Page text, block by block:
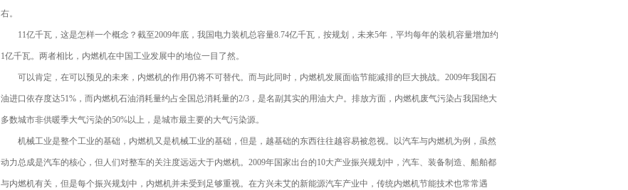
右。
11亿千瓦，这是怎样一个概念？截至2009年底，我国电力装机总容量8.74亿千瓦，按规划，未来5年，平均每年的装机容量增加约
1亿千瓦。两者相比，内燃机在中国工业发展中的地位一目了然。
可以肯定，在可以预见的未来，内燃机的作用仍将不可替代。而与此同时，内燃机发展面临节能减排的巨大挑战。2009年我国石
油进口依存度达51%，而内燃机石油消耗量约占全国总消耗量的2/3，是名副其实的用油大户。排放方面，内燃机废气污染占我国绝大
多数城市非供暖季大气污染的50%以上，是城市最主要的大气污染源。
机械工业是整个工业的基础，内燃机又是机械工业的基础，但是，越基础的东西往往越容易被忽视。以汽车与内燃机为例，虽然
动力总成是汽车的核心，但人们对整车的关注度远远大于内燃机。2009年国家出台的10大产业振兴规划中，汽车、装备制造、船舶都
与内燃机有关，但是每个振兴规划中，内燃机并未受到足够重视。在方兴未艾的新能源汽车产业中，传统内燃机节能技术也常常遇